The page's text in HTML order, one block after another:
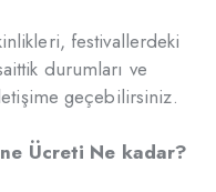
festivallerdeki
durumları ve
geçebilirsiniz.
Ücreti Ne kadar?